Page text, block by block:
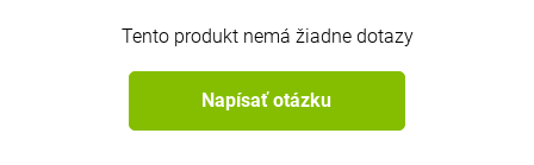
Tento produkt nemá žiadne dotazy
Napísať otázku